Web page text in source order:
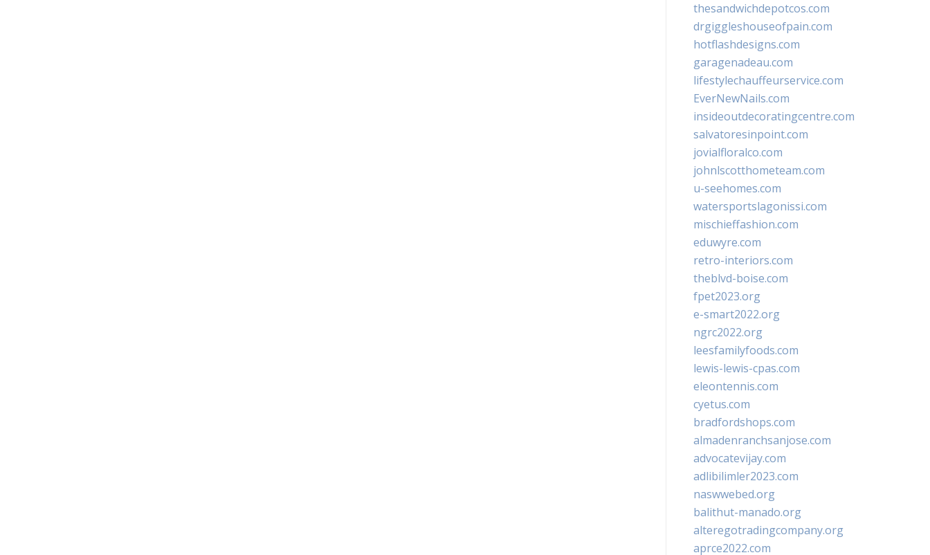
thesandwichdepotcos.com
drgiggleshouseofpain.com
hotflashdesigns.com
garagenadeau.com
lifestylechauffeurservice.com
EverNewNails.com
insideoutdecoratingcentre.com
salvatoresinpoint.com
jovialfloralco.com
johnlscotthometeam.com
u-seehomes.com
watersportslagonissi.com
mischieffashion.com
eduwyre.com
retro-interiors.com
theblvd-boise.com
fpet2023.org
e-smart2022.org
ngrc2022.org
leesfamilyfoods.com
lewis-lewis-cpas.com
eleontennis.com
cyetus.com
bradfordshops.com
almadenranchsanjose.com
advocatevijay.com
adlibilimler2023.com
naswwebed.org
balithut-manado.org
alteregotradingcompany.org
aprce2022.com